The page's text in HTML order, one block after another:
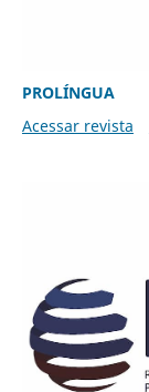
PROLÍNGUA
Acessar revista